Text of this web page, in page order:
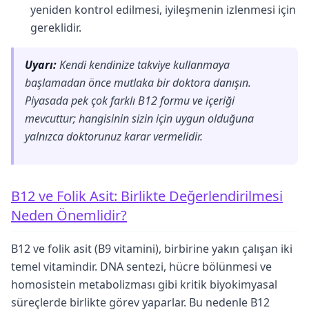
yeniden kontrol edilmesi, iyileşmenin izlenmesi için
gereklidir.
Uyarı:Kendi kendinize takviye kullanmaya
başlamadan önce mutlaka bir doktora danışın.
Piyasada pek çok farklı B12 formu ve içeriği
mevcuttur; hangisinin sizin için uygun olduğuna
yalnızca doktorunuz karar vermelidir.
B12 ve Folik Asit: Birlikte Değerlendirilmesi
Neden Önemlidir?
B12 ve folik asit (B9 vitamini), birbirine yakın çalışan iki
temel vitamindir. DNA sentezi, hücre bölünmesi ve
homosistein metabolizması gibi kritik biyokimyasal
süreçlerde birlikte görev yaparlar. Bu nedenle B12